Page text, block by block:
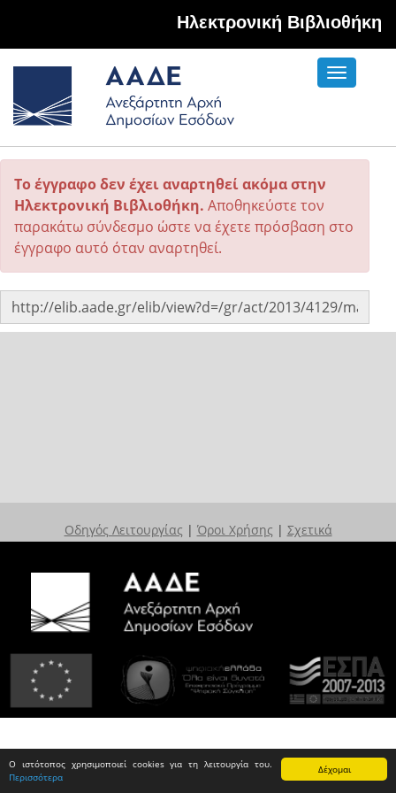
Δέχομαι
Ο ιστότοπος χρησιμοποιεί cookies για τη λειτουργία του.
Περισσότερα
Hλεκτρονική Βιβλιοθήκη
Toggle
Το έγγραφο δεν έχει αναρτηθεί ακόμα στην
Ηλεκτρονική Βιβλιοθήκη. Αποθηκεύστε τον
παρακάτω σύνδεσμο ώστε να έχετε πρόσβαση στο
έγγραφο αυτό όταν αναρτηθεί.
Οδηγός Λειτουργίας | Όροι Χρήσης | Σχετικά